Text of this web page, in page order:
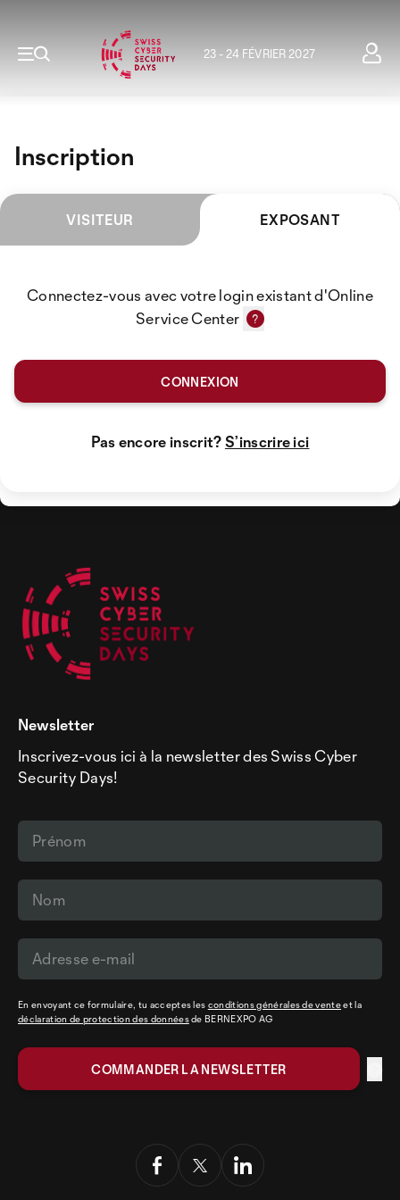
23 - 24 FÉVRIER 2027
Inscription
VISITEUR EXPOSANT
Connectez-vous avec votre login existant d'Online
Service Center
CONNEXION
Pas encore inscrit?S’inscrire ici
Newsletter
Inscrivez-vous ici à la newsletter des Swiss Cyber
Security Days!
En envoyant ce formulaire, tu acceptes les conditions générales de venteet la
déclaration de protection des donnéesde BERNEXPO AG